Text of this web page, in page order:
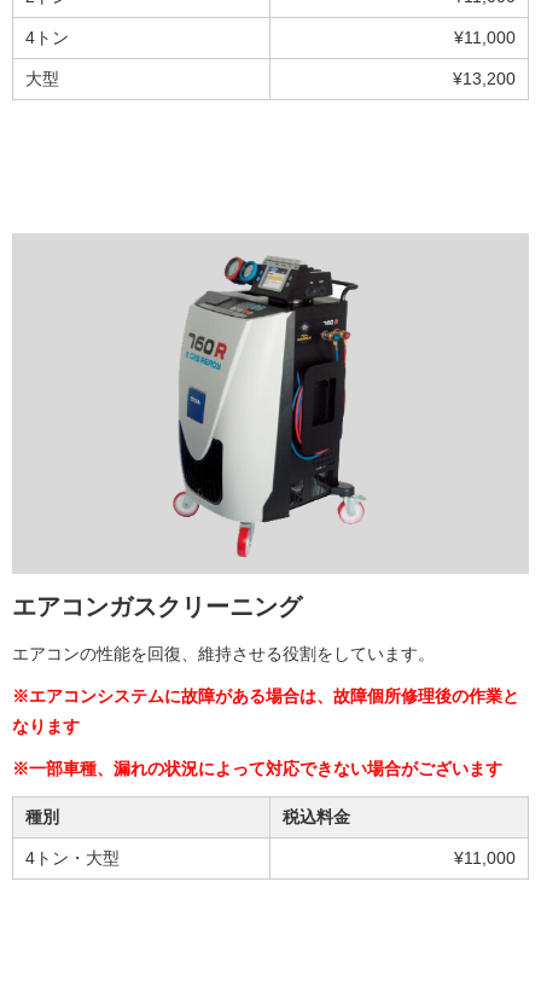
4トン ¥11,000
大型 ¥13,200
エアコンガスクリーニング
エアコンの性能を回復、維持させる役割をしています。
※エアコンシステムに故障がある場合は、故障個所修理後の作業と
なります
※一部車種、漏れの状況によって対応できない場合がございます
種別 税込料金
4トン・大型 ¥11,000